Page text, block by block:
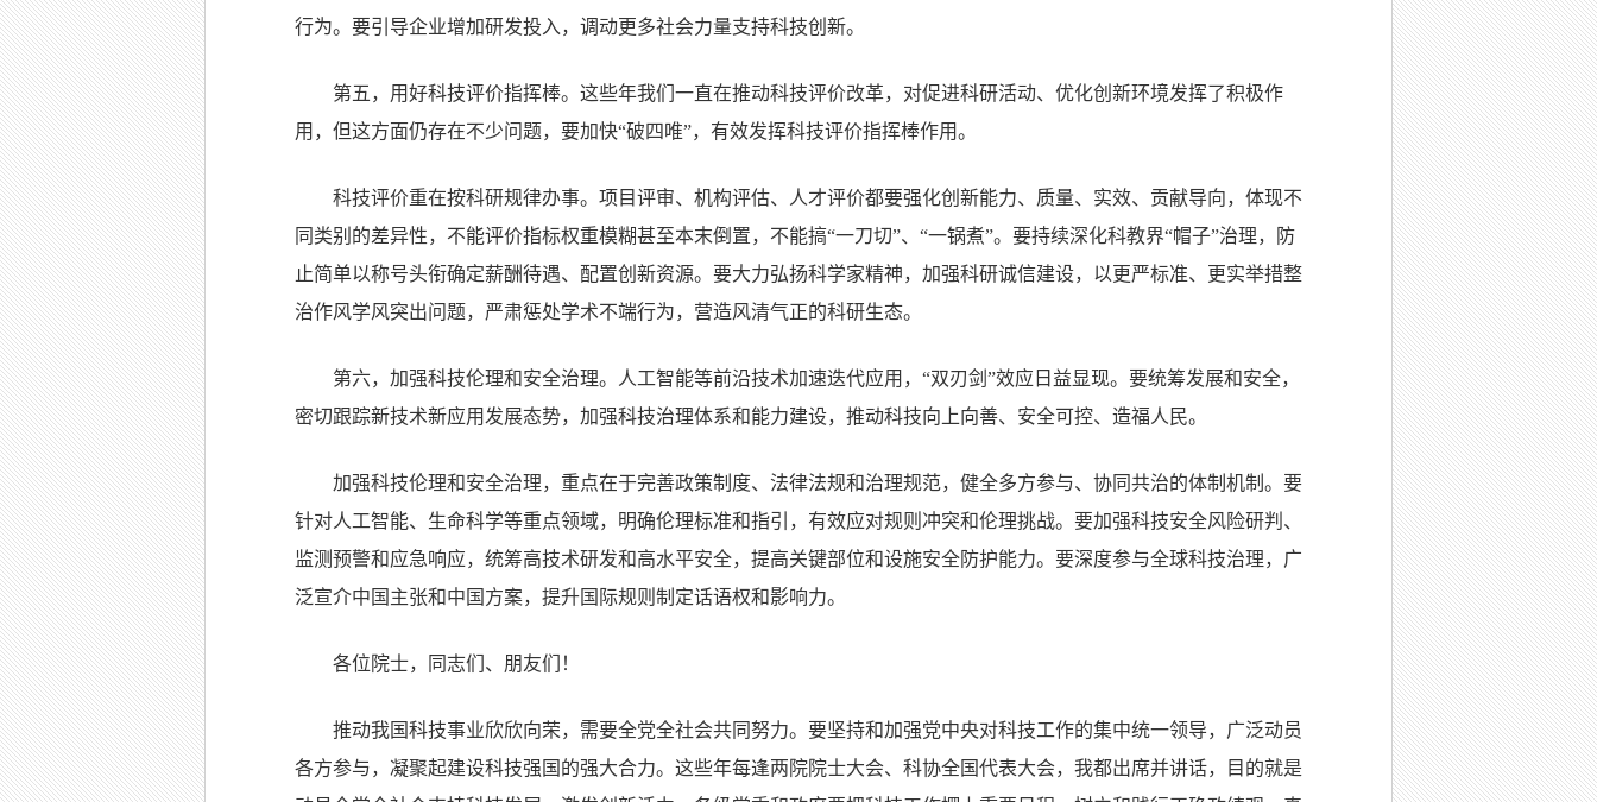
行为。要引导企业增加研发投入，调动更多社会力量支持科技创新。
第五，用好科技评价指挥棒。这些年我们一直在推动科技评价改革，对促进科研活动、优化创新环境发挥了积极作
用，但这方面仍存在不少问题，要加快“破四唯”，有效发挥科技评价指挥棒作用。
科技评价重在按科研规律办事。项目评审、机构评估、人才评价都要强化创新能力、质量、实效、贡献导向，体现不
同类别的差异性，不能评价指标权重模糊甚至本末倒置，不能搞“一刀切”、“一锅煮”。要持续深化科教界“帽子”治理，防
止简单以称号头衔确定薪酬待遇、配置创新资源。要大力弘扬科学家精神，加强科研诚信建设，以更严标准、更实举措整
治作风学风突出问题，严肃惩处学术不端行为，营造风清气正的科研生态。
第六，加强科技伦理和安全治理。人工智能等前沿技术加速迭代应用，“双刃剑”效应日益显现。要统筹发展和安全，
密切跟踪新技术新应用发展态势，加强科技治理体系和能力建设，推动科技向上向善、安全可控、造福人民。
加强科技伦理和安全治理，重点在于完善政策制度、法律法规和治理规范，健全多方参与、协同共治的体制机制。要
针对人工智能、生命科学等重点领域，明确伦理标准和指引，有效应对规则冲突和伦理挑战。要加强科技安全风险研判、
监测预警和应急响应，统筹高技术研发和高水平安全，提高关键部位和设施安全防护能力。要深度参与全球科技治理，广
泛宣介中国主张和中国方案，提升国际规则制定话语权和影响力。
各位院士，同志们、朋友们！
推动我国科技事业欣欣向荣，需要全党全社会共同努力。要坚持和加强党中央对科技工作的集中统一领导，广泛动员
各方参与，凝聚起建设科技强国的强大合力。这些年每逢两院院士大会、科协全国代表大会，我都出席并讲话，目的就是